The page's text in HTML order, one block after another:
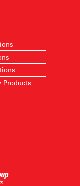
Products